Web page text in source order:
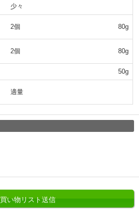
少々
2個 80g
2個 80g
50g
適量
買い物リスト送信